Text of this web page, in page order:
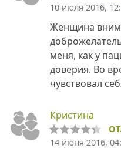
10 июля 2016,
Женщина
меня, как у
доверия. Во
чувствовал
Кристина
14 июня 2016,